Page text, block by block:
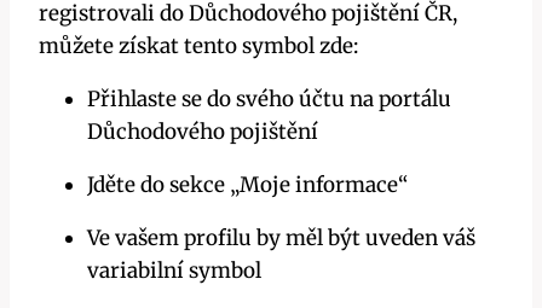
registrovali do Důchodového pojištění ČR,
můžete získat tento symbol zde:
Přihlaste se do svého účtu na portálu
Důchodového pojištění
Jděte do sekce „Moje informace“
Ve vašem profilu by měl být uveden váš
variabilní symbol